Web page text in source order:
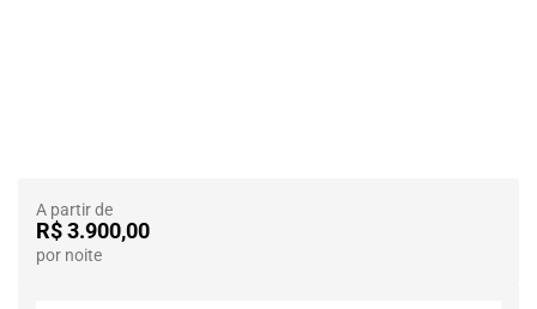
A partir de
R$ 3.900,00
por noite